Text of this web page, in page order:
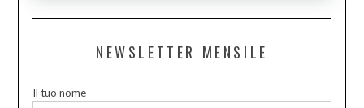
NEWSLETTER MENSILE
Il tuo nome